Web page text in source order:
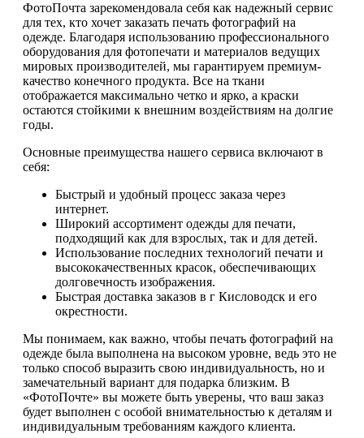
ФотоПочта зарекомендовала себя как надежный сервис
для тех, кто хочет заказать печать фотографий на
одежде. Благодаря использованию профессионального
оборудования для фотопечати и материалов ведущих
мировых производителей, мы гарантируем премиум-
качество конечного продукта. Все на ткани
отображается максимально четко и ярко, а краски
остаются стойкими к внешним воздействиям на долгие
годы.
Основные преимущества нашего сервиса включают в
себя:
Быстрый и удобный процесс заказа через
интернет.
Широкий ассортимент одежды для печати,
подходящий как для взрослых, так и для детей.
Использование последних технологий печати и
высококачественных красок, обеспечивающих
долговечность изображения.
Быстрая доставка заказов в г Кисловодск и его
окрестности.
Мы понимаем, как важно, чтобы печать фотографий на
одежде была выполнена на высоком уровне, ведь это не
только способ выразить свою индивидуальность, но и
замечательный вариант для подарка близким. В
«ФотоПочте» вы можете быть уверены, что ваш заказ
будет выполнен с особой внимательностью к деталям и
индивидуальным требованиям каждого клиента.